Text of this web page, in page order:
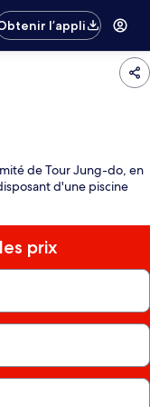
l’appli
de Tour Jung-do, en
d'une piscine
prix